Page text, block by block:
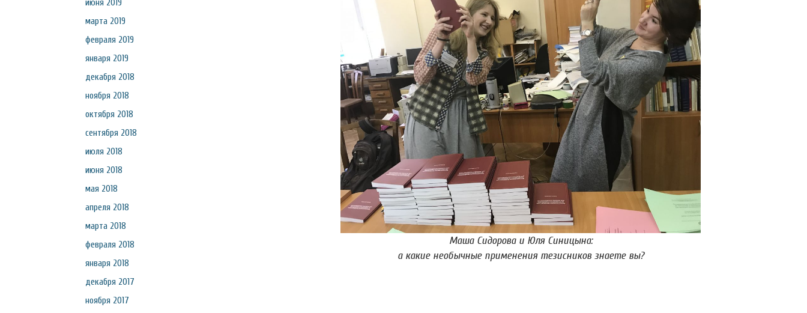
июня 2019
марта 2019
февраля 2019
января 2019
декабря 2018
ноября 2018
октября 2018
сентября 2018
июля 2018
июня 2018
мая 2018
апреля 2018
марта 2018
февраля 2018
января 2018
декабря 2017
ноября 2017
Маша Сидорова и Юля Синицына:
а какие необычные применения тезисников знаете вы?